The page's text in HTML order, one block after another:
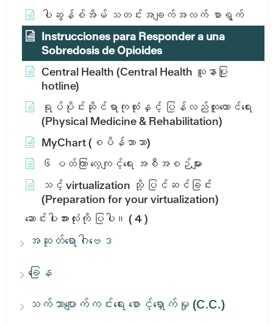
ပါဆွန်စ်အိမ် သတင်းအချက်အလက် စာရွက်
Instrucciones para Responder a una
Sobredosis de Opioides
Central Health (Central Health သူနာပြု
hotline)
ရုပ်ပိုင်းဆိုင်ရာကုထုံးနှင့် ပြန်လည်ထူထောင်ရေး
(Physical Medicine & Rehabilitation)
MyChart (စပိန်ဘာသာ)
၆ ပတ်ကြာ လေ့ကျင့်ရေး အစီအစဉ်များ
သင့် virtualization သို့ ပြင်ဆင်ခြင်း
(Preparation for your virtualization)
ဆောင်းပါးအားလုံးကို ပြပါ။ ( 4 )
အဆုတ်ရောဂါဗေဒ
ခြေန
သက်သာပျောက်ကင်းရေး စောင့်ရှောက်မှု (C.C.)